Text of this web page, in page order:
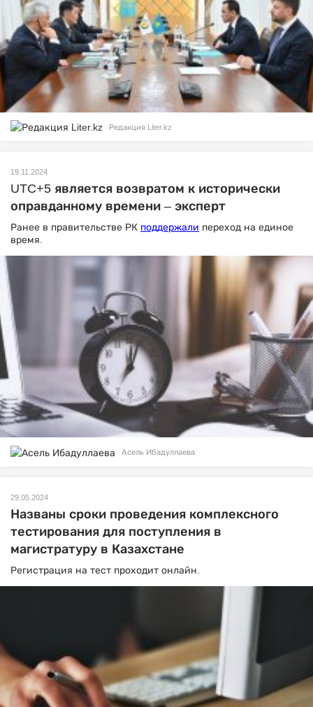
Редакция Liter.kz
19.11.2024
UTC+5 является возвратом к исторически
оправданному времени – эксперт
Ранее в правительстве РК поддержали переход на единое
время.
Асель Ибадуллаева
29.05.2024
Названы сроки проведения комплексного
тестирования для поступления в
магистратуру в Казахстане
Регистрация на тест проходит онлайн.